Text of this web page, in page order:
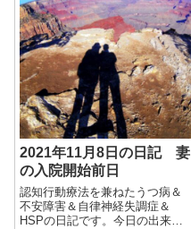
2021年11月8日の日記 妻
の入院開始前日
認知行動療法を兼ねたうつ病＆
不安障害＆自律神経失調症＆
HSPの日記です。今日の出来事